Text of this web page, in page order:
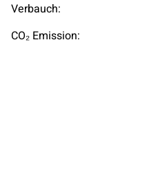
Verbauch:
CO₂ Emission: